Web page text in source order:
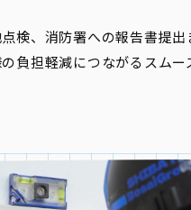
検、消防署への報告書提出
負担軽減につながるスム